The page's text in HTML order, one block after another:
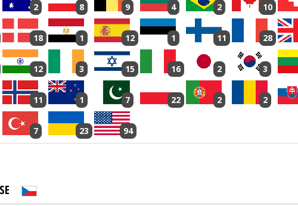
2 8 9 4 2 10
18 1 12 1 11 28
12 3 15 16 2 3
11 1 7 22 2 2
7 23 94